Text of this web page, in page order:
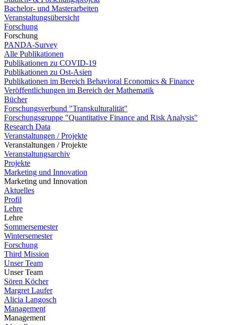
Bachelor- und Masterarbeiten
Veranstaltungsübersicht
Forschung
Forschung
PANDA-Survey
Alle Publikationen
Publikationen zu COVID-19
Publikationen zu Ost-Asien
Publikationen im Bereich Behavioral Economics & Finance
Veröffentlichungen im Bereich der Mathematik
Bücher
Forschungsverbund "Transkulturalität"
Forschungsgruppe "Quantitative Finance and Risk Analysis"
Research Data
Veranstaltungen / Projekte
Veranstaltungen / Projekte
Veranstaltungsarchiv
Projekte
Marketing und Innovation
Marketing und Innovation
Aktuelles
Profil
Lehre
Lehre
Sommersemester
Wintersemester
Forschung
Third Mission
Unser Team
Unser Team
Sören Köcher
Margret Laufer
Alicia Langosch
Management
Management